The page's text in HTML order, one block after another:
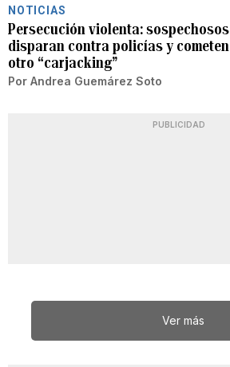
NOTICIAS
Persecución violenta: sospechosos
disparan contra policías y cometen
otro “carjacking”
Por Andrea Guemárez Soto
PUBLICIDAD
Ver más